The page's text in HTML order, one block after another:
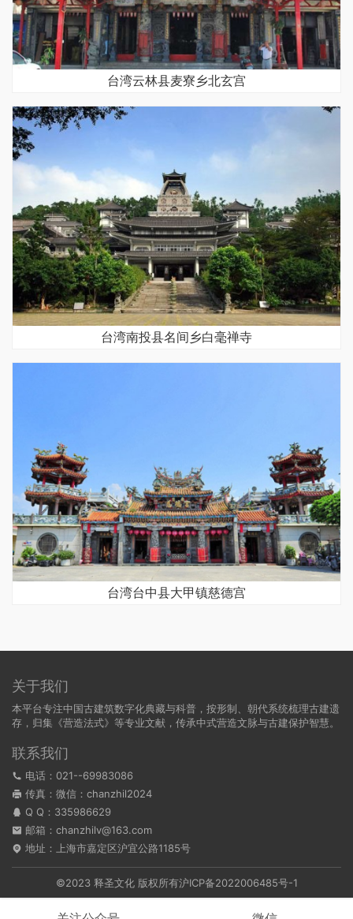
台湾云林县麦寮乡北玄宫
台湾南投县名间乡白毫禅寺
台湾台中县大甲镇慈德宫
关于我们
本平台专注中国古建筑数字化典藏与科普，按形制、朝代系统梳理古建遗
存，归集《营造法式》等专业文献，传承中式营造文脉与古建保护智慧。
联系我们
电话：021--69983086
传真：微信：chanzhil2024
Q Q： 335986629
邮箱：chanzhilv@163.com
地址：上海市嘉定区沪宜公路1185号
©2023 释圣文化 版权所有沪ICP备2022006485号-1